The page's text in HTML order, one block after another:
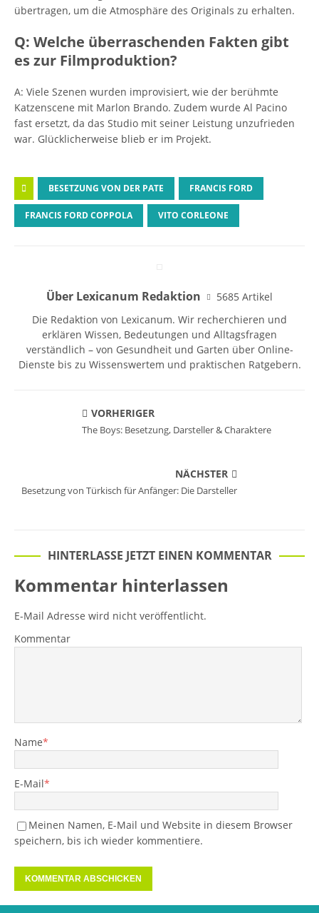
übertragen, um die Atmosphäre des Originals zu erhalten.
Q: Welche überraschenden Fakten gibt
es zur Filmproduktion?
A: Viele Szenen wurden improvisiert, wie der berühmte
Katzenscene mit Marlon Brando. Zudem wurde Al Pacino
fast ersetzt, da das Studio mit seiner Leistung unzufrieden
war. Glücklicherweise blieb er im Projekt.
BESETZUNG VON DER PATE FRANCIS FORD
FRANCIS FORD COPPOLA VITO CORLEONE
Über Lexicanum Redaktion
5685 Artikel
Die Redaktion von Lexicanum. Wir recherchieren und
erklären Wissen, Bedeutungen und Alltagsfragen
verständlich – von Gesundheit und Garten über Online-
Dienste bis zu Wissenswertem und praktischen Ratgebern.
VORHERIGER
The Boys: Besetzung, Darsteller & Charaktere
NÄCHSTER
Besetzung von Türkisch für Anfänger: Die Darsteller
HINTERLASSE JETZT EINEN KOMMENTAR
Kommentar hinterlassen
E-Mail Adresse wird nicht veröffentlicht.
Kommentar
Name*
E-Mail*
Meinen Namen, E-Mail und Website in diesem Browser
speichern, bis ich wieder kommentiere.